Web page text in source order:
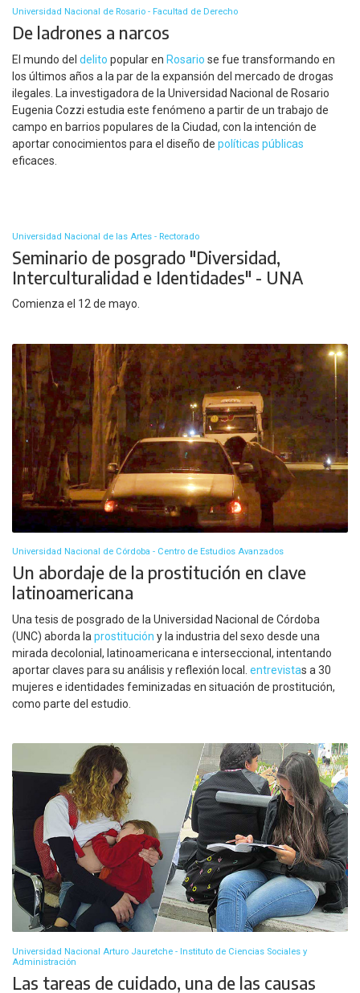
Universidad Nacional de Rosario - Facultad de Derecho
De ladrones a narcos
El mundo del delito popular en Rosario se fue transformando en
los últimos años a la par de la expansión del mercado de drogas
ilegales. La investigadora de la Universidad Nacional de Rosario
Eugenia Cozzi estudia este fenómeno a partir de un trabajo de
campo en barrios populares de la Ciudad, con la intención de
aportar conocimientos para el diseño de políticas públicas
eficaces.
Universidad Nacional de las Artes - Rectorado
Seminario de posgrado "Diversidad,
Interculturalidad e Identidades" - UNA
Comienza el 12 de mayo.
Universidad Nacional de Córdoba - Centro de Estudios Avanzados
Un abordaje de la prostitución en clave
latinoamericana
Una tesis de posgrado de la Universidad Nacional de Córdoba
(UNC) aborda la prostitución y la industria del sexo desde una
mirada decolonial, latinoamericana e interseccional, intentando
aportar claves para su análisis y reflexión local. entrevistas a 30
mujeres e identidades feminizadas en situación de prostitución,
como parte del estudio.
Universidad Nacional Arturo Jauretche - Instituto de Ciencias Sociales y
Administración
Las tareas de cuidado, una de las causas